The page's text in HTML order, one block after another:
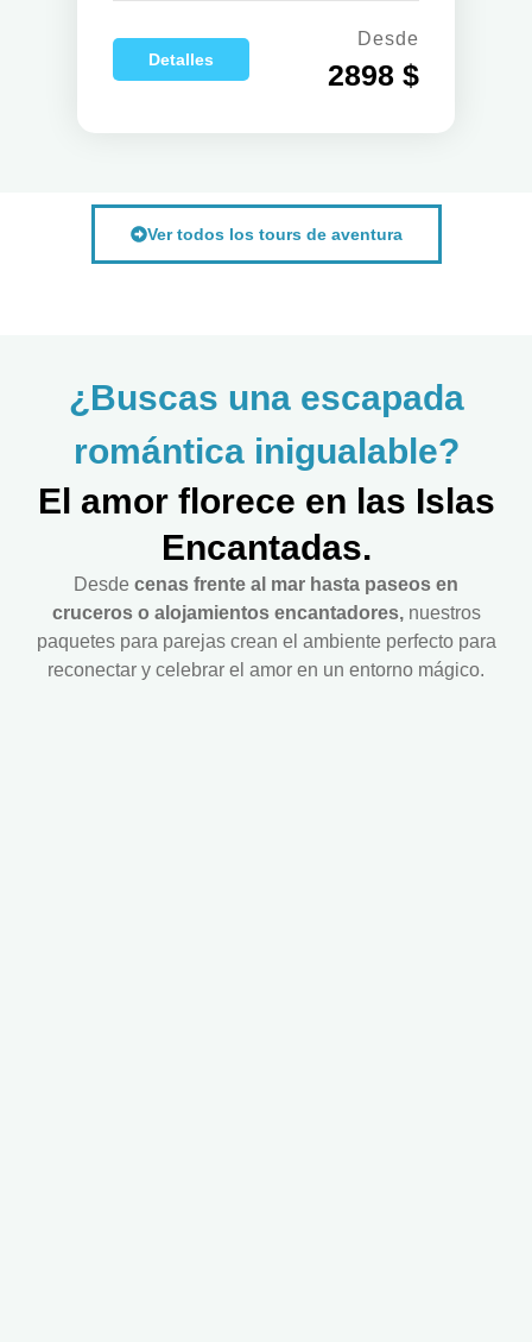
Detalles
Desde
2898 $
Ver todos los tours de aventura
¿Buscas una escapada
romántica inigualable?
El amor florece en las Islas
Encantadas.
Desde cenas frente al mar hasta paseos en
cruceros o alojamientos encantadores,nuestros
paquetes para parejas crean el ambiente perfecto para
reconectar y celebrar el amor en un entorno mágico.